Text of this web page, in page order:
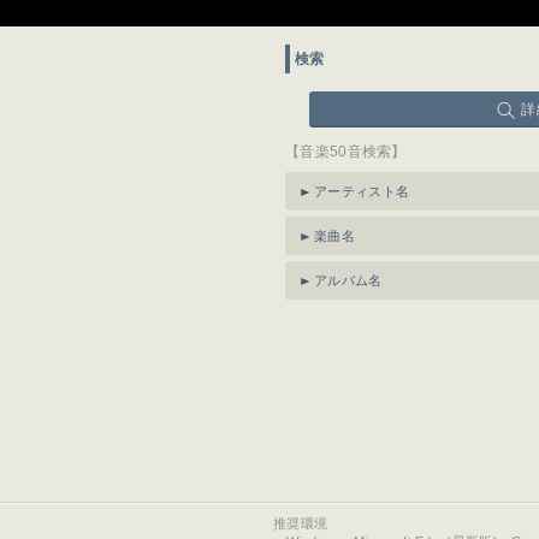
検索
詳
【音楽50音検索】
アーティスト名
楽曲名
アルバム名
推奨環境